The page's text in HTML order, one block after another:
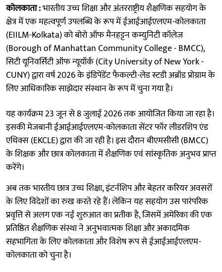
कोलकाता :भारतीय उच्च शिक्षा और अंतरराष्ट्रीय शैक्षणिक सहयोग के
क्षेत्र में एक महत्वपूर्ण उपलब्धि के रूप में ईआईआईएलएम-कोलकाता
(EIILM-Kolkata) को बोरो ऑफ मैनहट्टन कम्युनिटी कॉलेज
(Borough of Manhattan Community College - BMCC),
सिटी यूनिवर्सिटी ऑफ न्यूयॉर्क (City University of New York -
CUNY) द्वारा वर्ष 2026 के इंडिपेंडेंट फैकल्टी-लेड स्टडी अब्रॉड प्रोग्राम के
लिए आधिकारिक साझेदार संस्थान के रूप में चुना गया है।
यह कार्यक्रम 23 जून से 8 जुलाई 2026 तक आयोजित किया जा रहा है।
इसकी मेजबानी ईआईआईएलएम-कोलकाता सेंटर फॉर लीडरशिप एंड
एथिक्स (EKCLE) द्वारा की जा रही है। इस दौरान बीएमसीसी (BMCC)
के शिक्षक और छात्र कोलकाता में शैक्षणिक एवं सांस्कृतिक अनुभव प्राप्त
करेंगे।
अब तक भारतीय छात्र उच्च शिक्षा, इंटर्नशिप और बेहतर करियर अवसरों
के लिए विदेशों का रुख करते रहे हैं। लेकिन यह सहयोग उस पारंपरिक
प्रवृत्ति से अलग एक नई शुरुआत का प्रतीक है, जिसमें अमेरिका की एक
प्रतिष्ठित शैक्षणिक संस्था ने अनुभवात्मक शिक्षा और अकादमिक
सहभागिता के लिए कोलकाता और विशेष रूप से ईआईआईएलएम-
कोलकाता को चुना है।